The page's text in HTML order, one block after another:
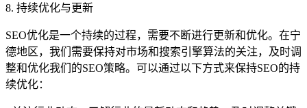
8. 持续优化与更新
SEO优化是一个持续的过程，需要不断进行更新和优化。在宁
德地区，我们需要保持对市场和搜索引擎算法的关注，及时调
整和优化我们的SEO策略。可以通过以下方式来保持SEO的持
续优化：